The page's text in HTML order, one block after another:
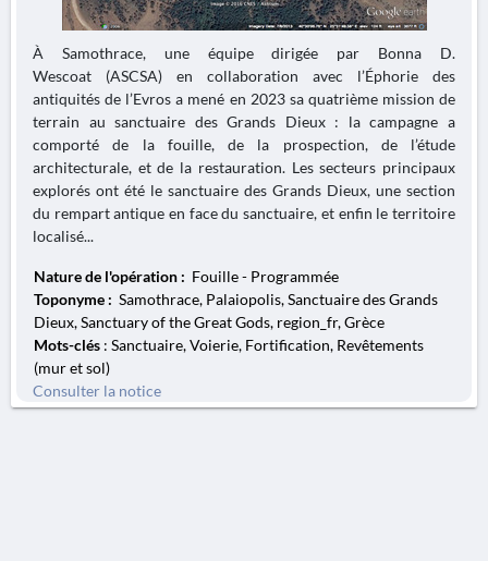
À Samothrace, une équipe dirigée par Bonna D.
Wescoat (ASCSA) en collaboration avec l’Éphorie des
antiquités de l’Evros a mené en 2023 sa quatrième mission de
terrain au sanctuaire des Grands Dieux : la campagne a
comporté de la fouille, de la prospection, de l’étude
architecturale, et de la restauration. Les secteurs principaux
explorés ont été le sanctuaire des Grands Dieux, une section
du rempart antique en face du sanctuaire, et enfin le territoire
localisé...
Nature de l'opération : Fouille - Programmée
Toponyme : Samothrace, Palaiopolis, Sanctuaire des Grands
Dieux, Sanctuary of the Great Gods, region_fr, Grèce
Mots-clés : Sanctuaire, Voierie, Fortification, Revêtements
(mur et sol)
Consulter la notice